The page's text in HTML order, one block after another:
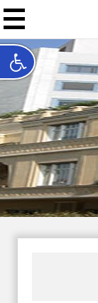
אילן
ארץ ישראל -
052-7747748
עברית